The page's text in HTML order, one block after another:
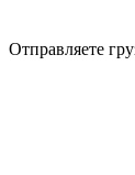
Отправляете